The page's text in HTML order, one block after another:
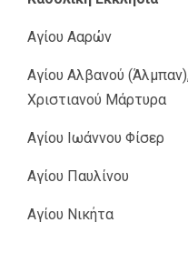
Αγίου Ααρών
Αγίου Αλβανού
Χριστιανού Μάρτυρα
Αγίου Ιωάννου Φίσερ
Αγίου Παυλίνου
Αγίου Νικήτα